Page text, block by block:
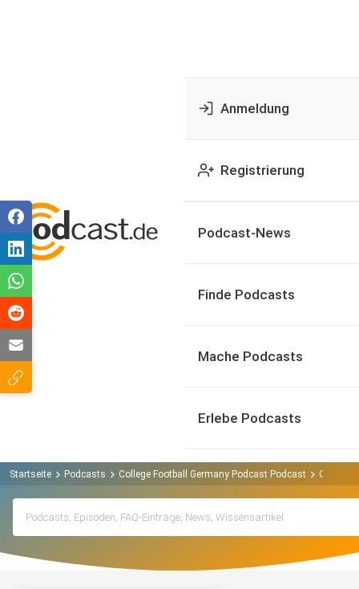
Anmeldung
Registrierung
Podcast-News
Finde Podcasts
Mache Podcasts
Erlebe Podcasts
Startseite Podcasts College Football Germany Podcast Podcast Chaos-